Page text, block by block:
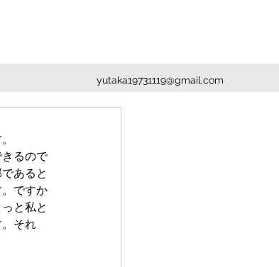
yutaka19731119@gmail.com
るので
あると
ですか
と私と
それ